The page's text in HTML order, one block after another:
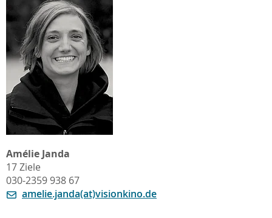
Amélie Janda
17 Ziele
030-2359 938 67
amelie.janda(at)visionkino.de